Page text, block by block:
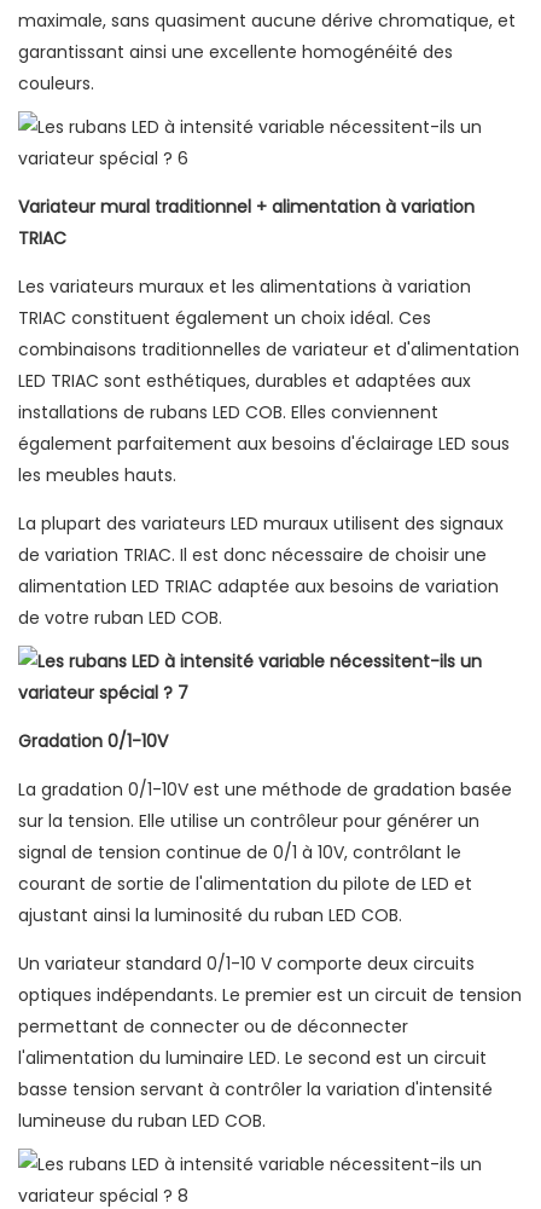
maximale, sans quasiment aucune dérive chromatique, et
garantissant ainsi une excellente homogénéité des
couleurs.
Variateur mural traditionnel + alimentation à variation
TRIAC
Les variateurs muraux et les alimentations à variation
TRIAC constituent également un choix idéal. Ces
combinaisons traditionnelles de variateur et d'alimentation
LED TRIAC sont esthétiques, durables et adaptées aux
installations de rubans LED COB. Elles conviennent
également parfaitement aux besoins d'éclairage LED sous
les meubles hauts.
La plupart des variateurs LED muraux utilisent des signaux
de variation TRIAC. Il est donc nécessaire de choisir une
alimentation LED TRIAC adaptée aux besoins de variation
de votre ruban LED COB.
Gradation 0/1-10V
La gradation 0/1-10V est une méthode de gradation basée
sur la tension. Elle utilise un contrôleur pour générer un
signal de tension continue de 0/1 à 10V, contrôlant le
courant de sortie de l'alimentation du pilote de LED et
ajustant ainsi la luminosité du ruban LED COB.
Un variateur standard 0/1-10 V comporte deux circuits
optiques indépendants. Le premier est un circuit de tension
permettant de connecter ou de déconnecter
l'alimentation du luminaire LED. Le second est un circuit
basse tension servant à contrôler la variation d'intensité
lumineuse du ruban LED COB.